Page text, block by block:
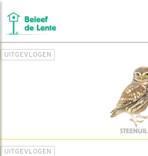
UITGEVLOGEN
STEENUIL
UITGEVLOGEN